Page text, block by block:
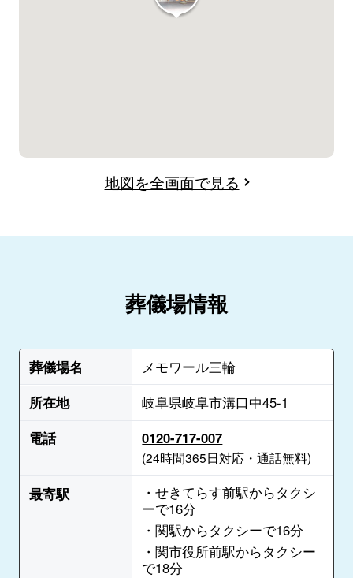
地図を全画面で見る
葬儀場情報
葬儀場名
メモワール三輪
所在地
岐阜県岐阜市溝口中45-1
電話
0120-717-007
(24時間365日対応・通話無料)
最寄駅
・せきてらす前駅からタクシ
ーで16分
・関駅からタクシーで16分
・関市役所前駅からタクシー
で18分